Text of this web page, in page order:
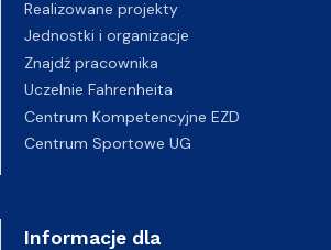
Realizowane projekty
Jednostki i organizacje
Znajdź pracownika
Uczelnie Fahrenheita
Centrum Kompetencyjne EZD
Centrum Sportowe UG
Informacje dla